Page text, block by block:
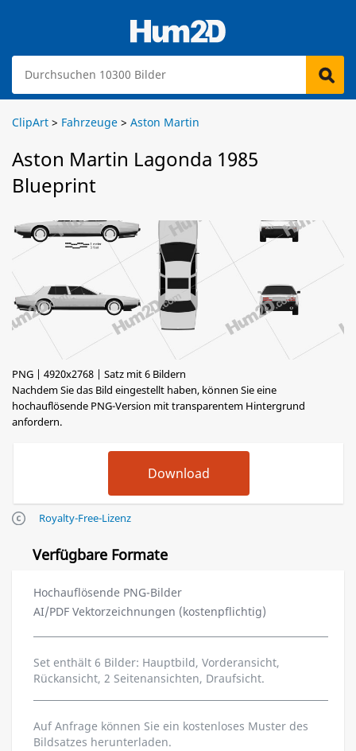
ClipArt > Fahrzeuge > Aston Martin
Aston Martin Lagonda 1985
Blueprint
PNG | 4920x2768 | Satz mit 6 Bildern
Nachdem Sie das Bild eingestellt haben, können Sie eine
hochauflösende PNG-Version mit transparentem Hintergrund
anfordern.
Royalty-Free-Lizenz
Verfügbare Formate
Hochauflösende PNG-Bilder
AI/PDF Vektorzeichnungen (kostenpflichtig)
Set enthält 6 Bilder: Hauptbild, Vorderansicht,
Rückansicht, 2 Seitenansichten, Draufsicht.
Auf Anfrage können Sie ein kostenloses Muster des
Bildsatzes herunterladen.